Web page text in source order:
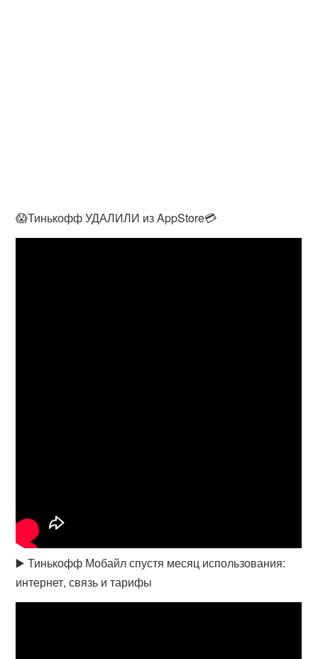
😱Тинькофф УДАЛИЛИ из AppStore💳
▶️ Тинькофф Мобайл спустя месяц использования:
интернет, связь и тарифы